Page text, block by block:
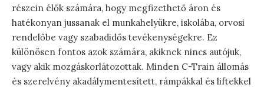
részein élők számára, hogy megfizethető áron és
hatékonyan jussanak el munkahelyükre, iskolába, orvosi
rendelőbe vagy szabadidős tevékenységekre. Ez
különösen fontos azok számára, akiknek nincs autójuk,
vagy akik mozgáskorlátozottak. Minden C-Train állomás
és szerelvény akadálymentesített, rámpákkal és liftekkel